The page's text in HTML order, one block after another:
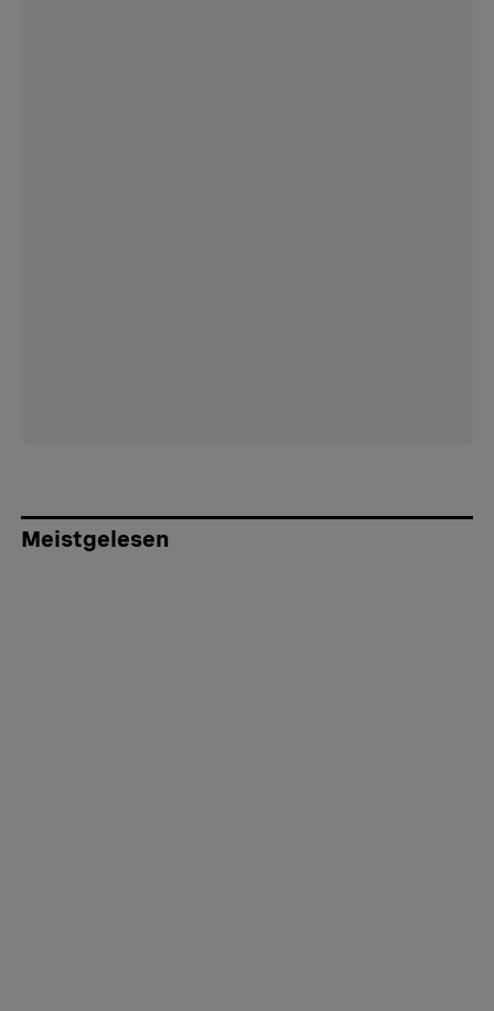
Meistgelesen